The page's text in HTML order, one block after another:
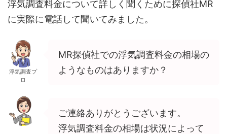
浮気調査料金について詳しく聞くために探偵社MR
に実際に電話して聞いてみました。
浮気調査プ
ロ
MR探偵社での浮気調査料金の相場の
ようなものはありますか？
ご連絡ありがとうございます。
浮気調査料金の相場は状況によって